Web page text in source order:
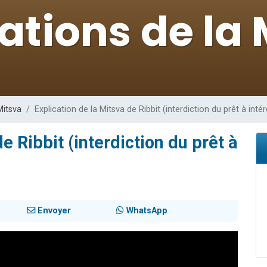
musiques dans Torah-Box Music
de nous rejoindre sur WhatsApp
Explication de la Mitsva de Ribbit (interdiction du prêt à
Ribbit (interdiction du prêt à
Envoyer WhatsApp